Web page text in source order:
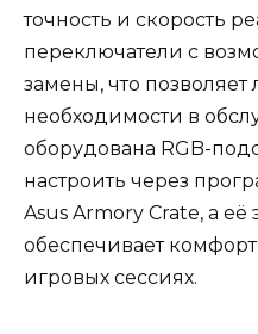
точность и скорость
переключатели с
замены, что позволяет
необходимости в
оборудована RGB-
настроить через
Asus Armory Crate, а
обеспечивает
игровых сессиях.